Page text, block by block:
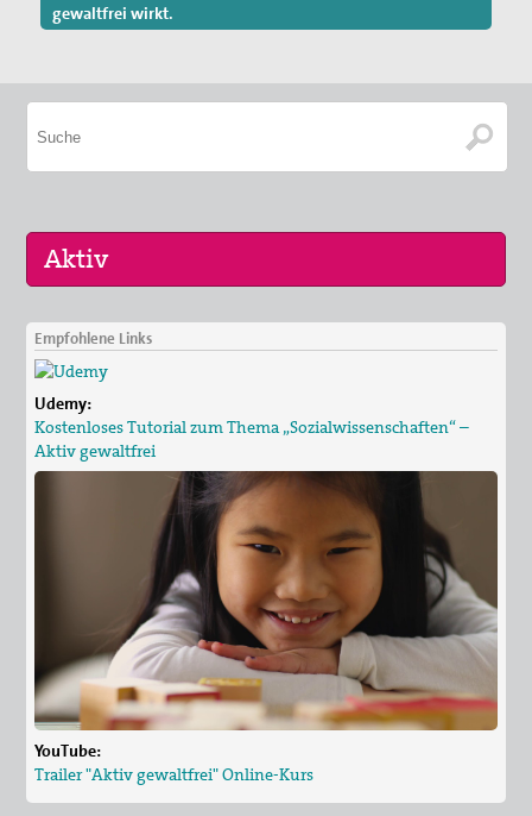
gewaltfrei wirkt.
16. Sep 2026
„Menschen der Gewaltfreiheit – erinnert in Ze…
17. Sep 2026
Roter Faden Frieden-Generationsübergreifende …
Empfohlene Links
Udemy:
Kostenloses Tutorial zum Thema „Sozialwissenschaften“ –
Aktiv gewaltfrei
YouTube:
Trailer "Aktiv gewaltfrei" Online-Kurs